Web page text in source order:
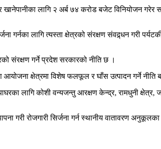
लागि २ अर्ब ७४ करोड बजेट विनियोजन गरेर
लागि त्यस्ता क्षेत्रको संरक्षण संवद्र्धन गरी
संरक्षण गर्ने प्रदेश सरकारको नीति छ ।
आयोजना क्षेत्रमा विशेष फलफूल र घाँस उत्पादन गर्ने
लागि कोशी वन्यजन्तु आरक्षण केन्द्र, रामधुनी
गरी रोजगारी सिर्जना गर्न स्थानीय वातावरण